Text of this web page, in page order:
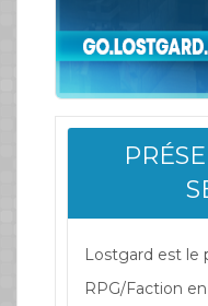
Lostgard est le
RPG/Faction